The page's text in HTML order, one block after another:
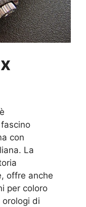
fascino
con
La
offre anche
per coloro
di